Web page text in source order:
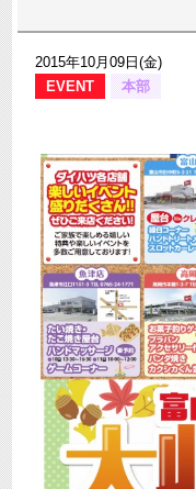
2015年10月09日(金)
EVENT
本部